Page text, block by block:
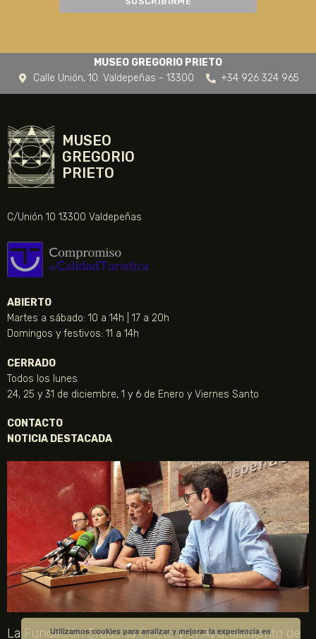
MUSEO GREGORIO PRIETO
Calle Unión, 10. Valdepeñas - 13300
+34 926 324 965
MUSEO
GREGORIO
PRIETO
C/Unión 10 13300 Valdepeñas
ABIERTO
Martes a sábado: 10 a 14h | 17 a 20h
Domingos y festivos: 11 a 14h
CERRADO
Todos los lunes
24, 25 y 31 de diciembre, 1 y 6 de Enero y Viernes Santo
CONTACTO
NOTICIA DESTACADA
La Fundación Gregorio Prieto y el Ayuntamiento de
Utilizamos cookies para analizar y mejorar la experiencia en